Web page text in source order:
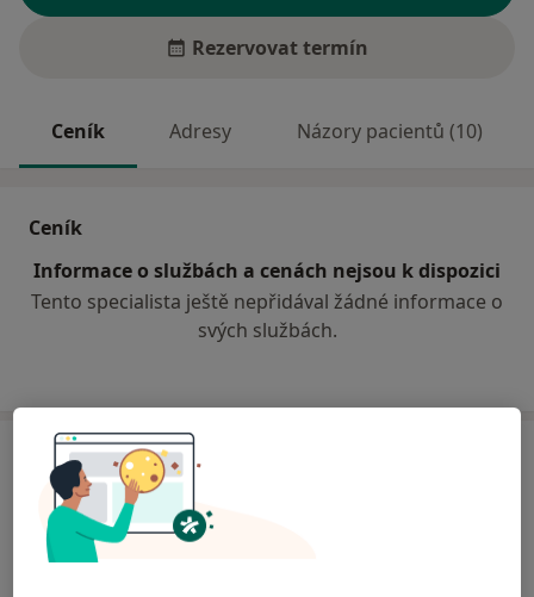
Rezervovat termín
Ceník Adresy Názory pacientů (10)
Ceník
Informace o službách a cenách nejsou k dispozici
Tento specialista ještě nepřidával žádné informace o
svých službách.
Adresa
Praktický lékař
č.d. 560,Polešovice 68737